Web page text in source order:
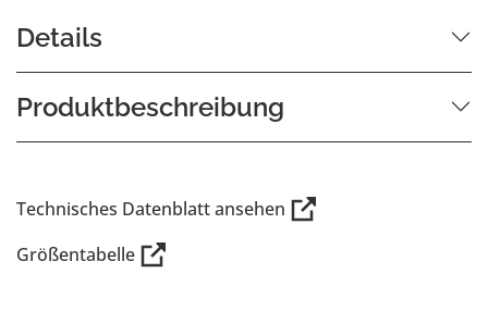
Details
Produktbeschreibung
Technisches Datenblatt ansehen
Größentabelle